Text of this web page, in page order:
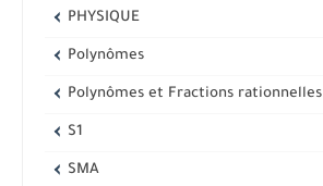
PHYSIQUE
Polynômes
Polynômes et Fractions rationnelles
S1
SMA